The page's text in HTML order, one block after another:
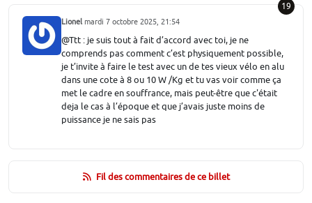
19
Lionel mardi 7 octobre 2025, 21:54
@Ttt : je suis tout à fait d’accord avec toi, je ne
comprends pas comment c’est physiquement possible,
je t’invite à faire le test avec un de tes vieux vélo en alu
dans une cote à 8 ou 10 W /Kg et tu vas voir comme ça
met le cadre en souffrance, mais peut-être que c'était
deja le cas à l’époque et que j’avais juste moins de
puissance je ne sais pas
Fil des commentaires de ce billet